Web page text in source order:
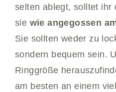
selten ablegt, solltet ihr
sie wie angegossen
Sie sollten weder zu
sondern bequem sein.
Ringgröße
am besten an einem